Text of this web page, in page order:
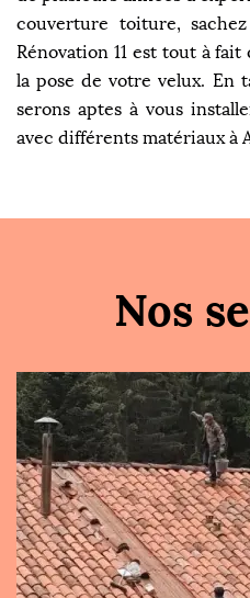
couverture toiture,
Rénovation 11 est tout à
la pose de votre velux. En
serons aptes à vous
avec différents matériaux à
Nos